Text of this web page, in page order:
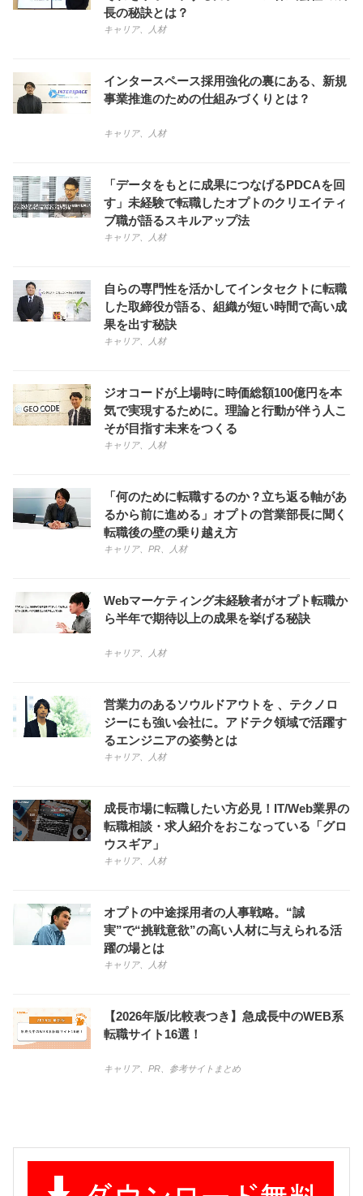
長の秘訣とは？
キャリア、 人材
インタースペース採用強化の裏にある、新規
事業推進のための仕組みづくりとは？
キャリア、 人材
「データをもとに成果につなげるPDCAを回
す」未経験で転職したオプトのクリエイティ
ブ職が語るスキルアップ法
キャリア、 人材
自らの専門性を活かしてインタセクトに転職
した取締役が語る、組織が短い時間で高い成
果を出す秘訣
キャリア、 人材
ジオコードが上場時に時価総額100億円を本
気で実現するために。理論と行動が伴う人こ
そが目指す未来をつくる
キャリア、 人材
「何のために転職するのか？立ち返る軸があ
るから前に進める」オプトの営業部長に聞く
転職後の壁の乗り越え方
キャリア、 PR 人材
Webマーケティング未経験者がオプト転職か
ら半年で期待以上の成果を挙げる秘訣
キャリア、 人材
営業力のあるソウルドアウトを 、テクノロ
ジーにも強い会社に。アドテク領域で活躍す
るエンジニアの姿勢とは
キャリア、 人材
成長市場に転職したい方必見！IT/Web業界の
転職相談・求人紹介をおこなっている「グロ
ウスギア」
キャリア、 人材
オプトの中途採用者の人事戦略。“誠
実”で“挑戦意欲”の高い人材に与えられる活
躍の場とは
キャリア、 人材
【2026年版/比較表つき】急成長中のWEB系
転職サイト16選！
キャリア、 PR 参考サイトまとめ